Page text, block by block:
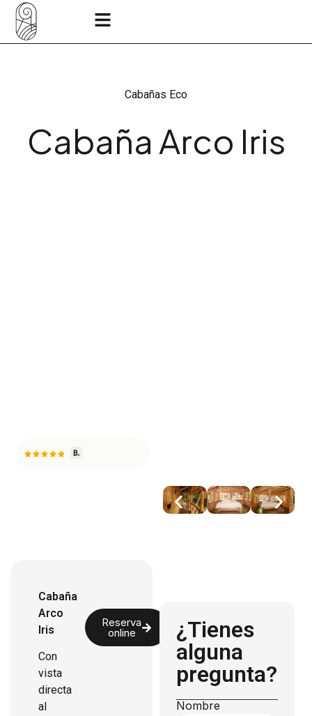
Cabañas Eco
Cabaña Arco Iris
Cabaña
Arco
Iris
Con
vista
directa
al
Reserva
online
¿Tienes
alguna
pregunta?
Nombre